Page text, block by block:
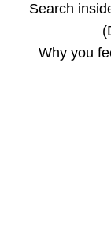
Search
Why you